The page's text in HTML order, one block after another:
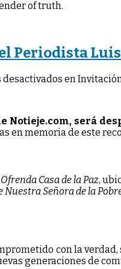
of truth.
Periodista
en
Notieje.com, será
en memoria de este
Ofrenda Casa de la Paz,
Nuestra Señora de la
con la
generaciones de